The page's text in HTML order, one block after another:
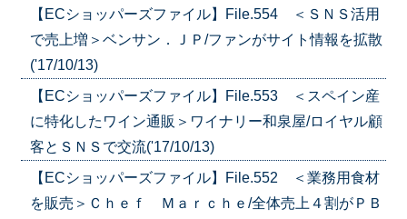
【ECショッパーズファイル】File.554 ＜ＳＮＳ活用
で売上増＞ベンサン．ＪＰ/ファンがサイト情報を拡散
('17/10/13)
【ECショッパーズファイル】File.553 ＜スペイン産
に特化したワイン通販＞ワイナリー和泉屋/ロイヤル顧
客とＳＮＳで交流('17/10/13)
【ECショッパーズファイル】File.552 ＜業務用食材
を販売＞Ｃｈｅｆ Ｍａｒｃｈｅ/全体売上４割がＰＢ